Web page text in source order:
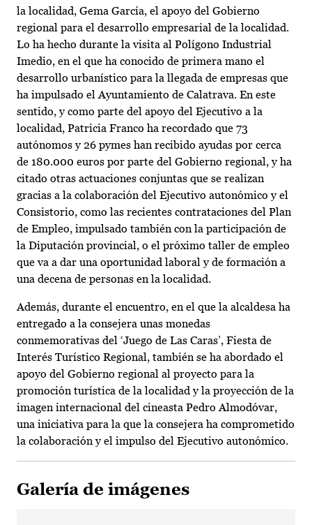
la localidad, Gema García, el apoyo del Gobierno
regional para el desarrollo empresarial de la localidad.
Lo ha hecho durante la visita al Polígono Industrial
Imedio, en el que ha conocido de primera mano el
desarrollo urbanístico para la llegada de empresas que
ha impulsado el Ayuntamiento de Calatrava. En este
sentido, y como parte del apoyo del Ejecutivo a la
localidad, Patricia Franco ha recordado que 73
autónomos y 26 pymes han recibido ayudas por cerca
de 180.000 euros por parte del Gobierno regional, y ha
citado otras actuaciones conjuntas que se realizan
gracias a la colaboración del Ejecutivo autonómico y el
Consistorio, como las recientes contrataciones del Plan
de Empleo, impulsado también con la participación de
la Diputación provincial, o el próximo taller de empleo
que va a dar una oportunidad laboral y de formación a
una decena de personas en la localidad.
Además, durante el encuentro, en el que la alcaldesa ha
entregado a la consejera unas monedas
conmemorativas del ‘Juego de Las Caras’, Fiesta de
Interés Turístico Regional, también se ha abordado el
apoyo del Gobierno regional al proyecto para la
promoción turística de la localidad y la proyección de la
imagen internacional del cineasta Pedro Almodóvar,
una iniciativa para la que la consejera ha comprometido
la colaboración y el impulso del Ejecutivo autonómico.
Galería de imágenes